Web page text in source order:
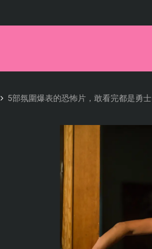
5部氛圍爆表的恐怖片，敢看完都是勇士